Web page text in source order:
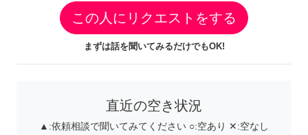
この人にリクエストをする
まずは話を聞いてみるだけでもOK!
直近の空き状況
▲:依頼相談で聞いてみてください ○:空あり ✕:空なし